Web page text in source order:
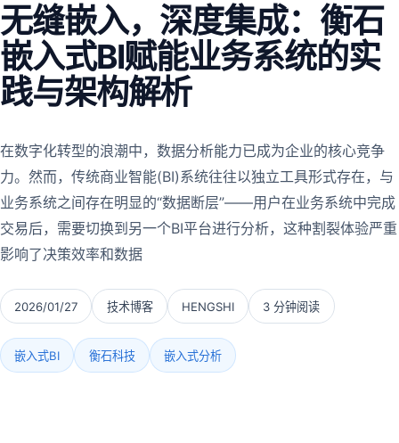
无缝嵌入，深度集成：衡石
嵌入式BI赋能业务系统的实
践与架构解析
在数字化转型的浪潮中，数据分析能力已成为企业的核心竞争
力。然而，传统商业智能(BI)系统往往以独立工具形式存在，与
业务系统之间存在明显的“数据断层”——用户在业务系统中完成
交易后，需要切换到另一个BI平台进行分析，这种割裂体验严重
影响了决策效率和数据
2026/01/27 技术博客 HENGSHI 3 分钟阅读
嵌入式BI 衡石科技 嵌入式分析